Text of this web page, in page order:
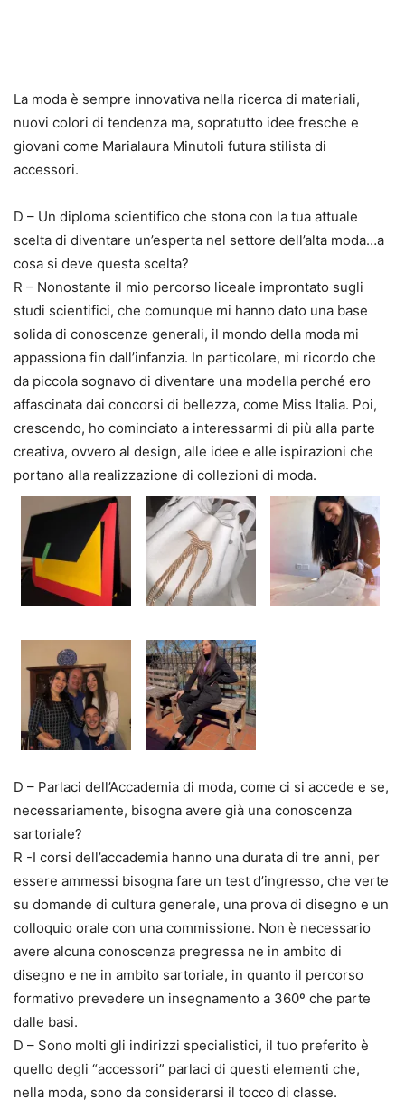
La moda è sempre innovativa nella ricerca di materiali,
nuovi colori di tendenza ma, sopratutto idee fresche e
giovani come Marialaura Minutoli futura stilista di
accessori.
D – Un diploma scientifico che stona con la tua attuale
scelta di diventare un’esperta nel settore dell’alta moda…a
cosa si deve questa scelta?
R – Nonostante il mio percorso liceale improntato sugli
studi scientifici, che comunque mi hanno dato una base
solida di conoscenze generali, il mondo della moda mi
appassiona fin dall’infanzia. In particolare, mi ricordo che
da piccola sognavo di diventare una modella perché ero
affascinata dai concorsi di bellezza, come Miss Italia. Poi,
crescendo, ho cominciato a interessarmi di più alla parte
creativa, ovvero al design, alle idee e alle ispirazioni che
portano alla realizzazione di collezioni di moda.
D – Parlaci dell’Accademia di moda, come ci si accede e se,
necessariamente, bisogna avere già una conoscenza
sartoriale?
R -I corsi dell’accademia hanno una durata di tre anni, per
essere ammessi bisogna fare un test d’ingresso, che verte
su domande di cultura generale, una prova di disegno e un
colloquio orale con una commissione. Non è necessario
avere alcuna conoscenza pregressa ne in ambito di
disegno e ne in ambito sartoriale, in quanto il percorso
formativo prevedere un insegnamento a 360º che parte
dalle basi.
D – Sono molti gli indirizzi specialistici, il tuo preferito è
quello degli “accessori” parlaci di questi elementi che,
nella moda, sono da considerarsi il tocco di classe.